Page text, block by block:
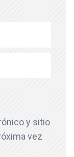
y sitio
vez